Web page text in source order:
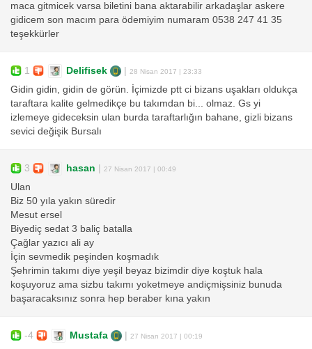
maca gitmicek varsa biletini bana aktarabilir arkadaşlar askere
gidicem son macım para ödemiyim numaram 0538 247 41 35
teşekkürler
1 Delifisek 28 Nisan 2017 | 23:33
Gidin gidin, gidin de görün. İçimizde ptt ci bizans uşakları oldukça
taraftara kalite gelmedikçe bu takımdan bi... olmaz. Gs yi
izlemeye gideceksin ulan burda taraftarlığın bahane, gizli bizans
sevici değişik Bursalı
3 hasan 27 Nisan 2017 | 00:49
Ulan
Biz 50 yıla yakın süredir
Mesut ersel
Biyediç sedat 3 baliç batalla
Çağlar yazıcı ali ay
İçin sevmedik peşinden koşmadık
Şehrimin takımı diye yeşil beyaz bizimdir diye koştuk hala
koşuyoruz ama sizbu takımı yoketmeye andiçmişsiniz bunuda
başaracaksınız sonra hep beraber kına yakın
-4 Mustafa 27 Nisan 2017 | 00:19